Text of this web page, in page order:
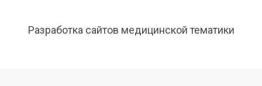
Разработка сайтов медицинской тематики